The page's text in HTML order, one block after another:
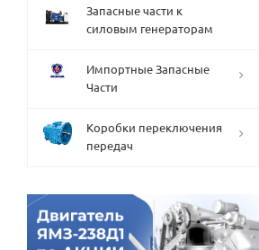
Запасные части к
силовым генераторам
Импортные Запасные
Части
Коробки переключения
передач